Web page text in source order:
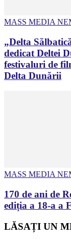
MASS MEDIA
„Delta
dedicat Deltei
festivaluri de
Delta Dunării
MASS MEDIA
170 de ani de
ediția a 18-a a
LĂSAȚI UN